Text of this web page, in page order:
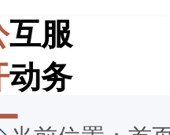
互
动
服
务